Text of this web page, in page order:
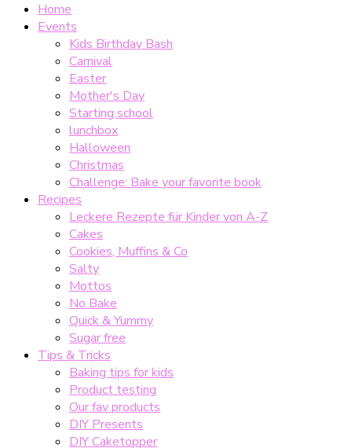
Home
Events
Kids Birthday Bash
Carnival
Easter
Mother's Day
Starting school
lunchbox
Halloween
Christmas
Challenge: Bake your favorite book
Recipes
Leckere Rezepte für Kinder von A-Z
Cakes
Cookies, Muffins & Co
Salty
Mottos
No Bake
Quick & Yummy
Sugar free
Tips & Tricks
Baking tips for kids
Product testing
Our fav products
DIY Presents
DIY Caketopper